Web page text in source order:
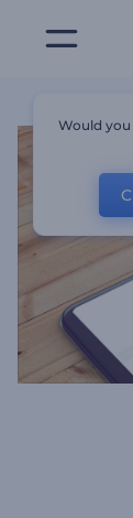
Would